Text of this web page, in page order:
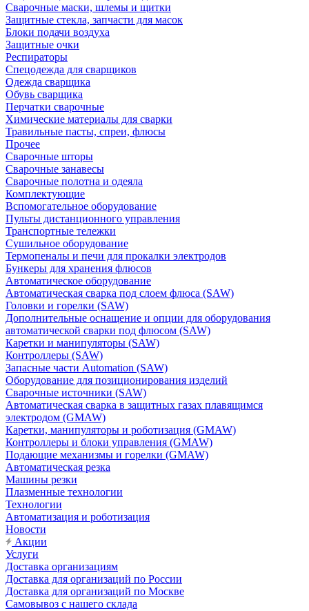
Сварочные маски, шлемы и щитки
Защитные стекла, запчасти для масок
Блоки подачи воздуха
Защитные очки
Респираторы
Спецодежда для сварщиков
Одежда сварщика
Обувь сварщика
Перчатки сварочные
Химические материалы для сварки
Травильные пасты, спреи, флюсы
Прочее
Сварочные шторы
Сварочные занавесы
Сварочные полотна и одеяла
Комплектующие
Вспомогательное оборудование
Пульты дистанционного управления
Транспортные тележки
Сушильное оборудование
Термопеналы и печи для прокалки электродов
Бункеры для хранения флюсов
Автоматическое оборудование
Автоматическая сварка под слоем флюса (SAW)
Головки и горелки (SAW)
Дополнительные оснащение и опции для оборудования
автоматической сварки под флюсом (SAW)
Каретки и манипуляторы (SAW)
Контроллеры (SAW)
Запасные части Automation (SAW)
Оборудование для позиционирования изделий
Сварочные источники (SAW)
Автоматическая сварка в защитных газах плавящимся
электродом (GMAW)
Каретки, манипуляторы и роботизация (GMAW)
Контроллеры и блоки управления (GMAW)
Подающие механизмы и горелки (GMAW)
Автоматическая резка
Машины резки
Плазменные технологии
Технологии
Автоматизация и роботизация
Новости
Акции
Услуги
Доставка организациям
Доставка для организаций по России
Доставка для организаций по Москве
Самовывоз с нашего склада